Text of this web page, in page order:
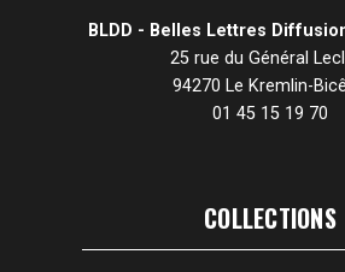
BLDD - Belles Lettres
25 rue du Général
94270 Le Kremlin-
01 45 15 19 70
COLLECTIONS